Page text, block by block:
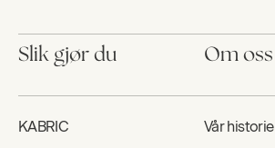
Slik gjør du
KABRIC
Om oss
Vår historie